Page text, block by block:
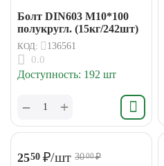
Болт DIN603 М10*100
полукругл. (15кг/242шт)
КОД: 136561
0.0
Доступность: 192 шт
+
−
2550 ₽/шт 3000₽